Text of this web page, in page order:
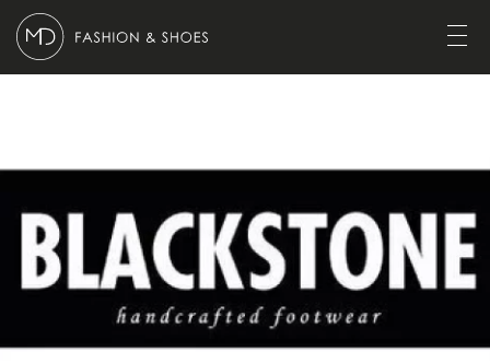
Ga naar content